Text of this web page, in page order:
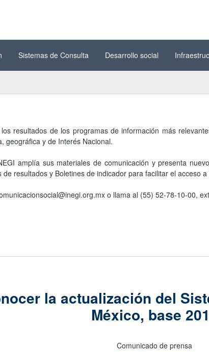
Sistemas de Consulta Desarrollo social
resultados de los programas de información más
geográfica y de Interés Nacional.
amplía sus materiales de comunicación y presenta
resultados y Boletines de indicador para facilitar el acceso
o llama al (55) 52-78-10-00,
la actualización del
México, base
Comunicado de prensa